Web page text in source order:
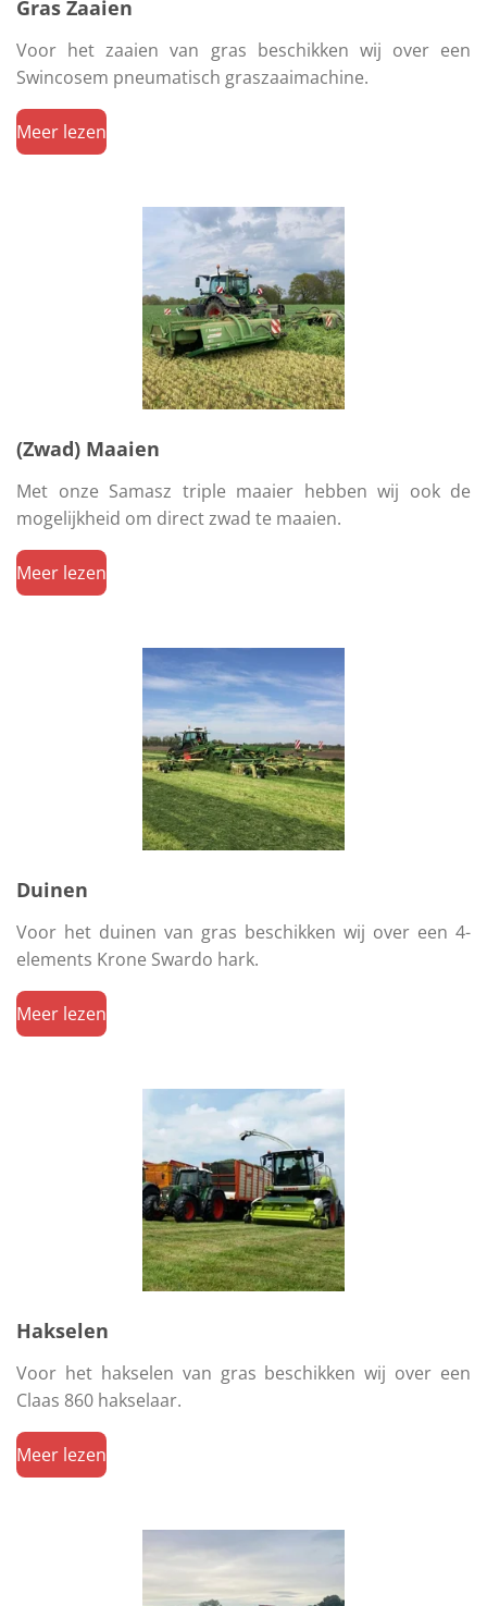
Gras Zaaien
Voor het zaaien van gras beschikken wij over een
Swincosem pneumatisch graszaaimachine.
Meer lezen
(Zwad) Maaien
Met onze Samasz triple maaier hebben wij ook de
mogelijkheid om direct zwad te maaien.
Meer lezen
Duinen
Voor het duinen van gras beschikken wij over een 4-
elements Krone Swardo hark.
Meer lezen
Hakselen
Voor het hakselen van gras beschikken wij over een
Claas 860 hakselaar.
Meer lezen